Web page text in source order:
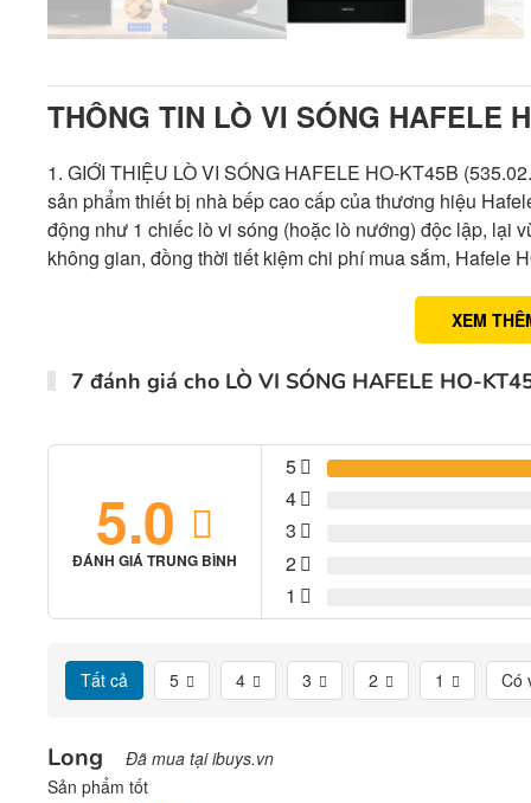
THÔNG TIN LÒ VI SÓNG HAFELE
1. GIỚI THIỆU LÒ VI SÓNG HAFELE HO-KT45B
sản phẩm thiết bị nhà bếp cao cấp của thương hiệu
động như 1 chiếc lò vi sóng (hoặc lò nướng) độc lập, lại
không gian, đồng thời tiết kiệm chi phí mua sắm, Hafele
XEM
7 đánh giá cho LÒ VI SÓNG HAFELE HO-
5.0
ĐÁNH GIÁ TRUNG BÌNH
5
4
3
2
1
Tất cả 5 4 3 2 1 Có
Long Đã mua tại ibuys.vn
Sản phẩm tốt